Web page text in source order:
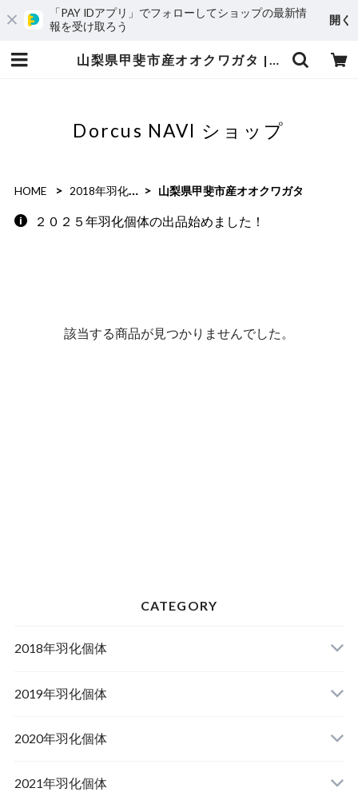
「PAY IDアプリ」でフォローしてショップの最新情
報を受け取ろう
開く
山梨県甲斐市産オオクワガタ | Dorcus NAVI ショップ
Dorcus NAVI ショップ
HOME 2018年羽化個体 山梨県甲斐市産オオクワガタ
２０２５年羽化個体の出品始めました！
該当する商品が見つかりませんでした。
CATEGORY
2018年羽化個体
佐賀県神埼郡産オオクワガタ
2019年羽化個体
山梨県韮崎市産オオクワガタ
山梨県韮崎市韮崎町産オオクワガタ
2020年羽化個体
山梨県韮崎市穂坂町産
2021年羽化個体